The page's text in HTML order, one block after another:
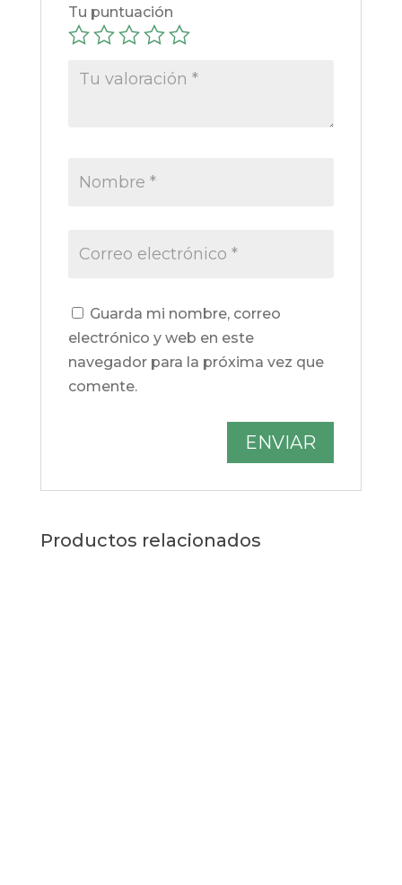
Tu puntuación
Guarda mi nombre, correo
electrónico y web en este
navegador para la próxima vez que
comente.
Productos relacionados